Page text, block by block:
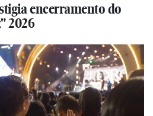
encerramento do
2026